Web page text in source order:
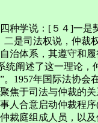
种学说：[５４]一
是司法权说，仲裁
治体系，其遵守和
统阐述了这一理论
。1957年国际法协
焦于司法与仲裁的
人合意启动仲裁程
裁庭组成人员，以